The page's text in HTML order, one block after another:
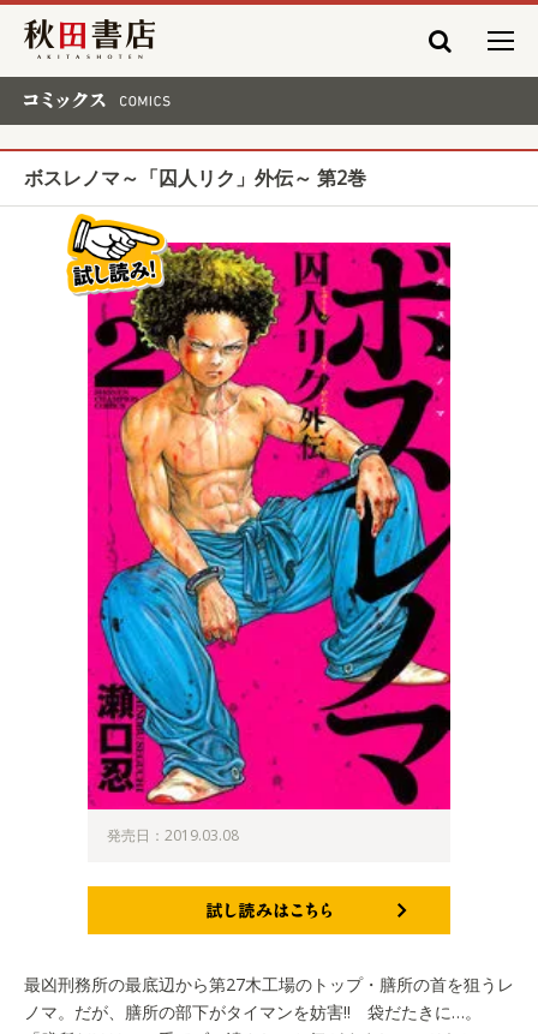
秋田書店
ボスレノマ～「囚人リク」外伝～ 第2巻
発売日：2019.03.08
最凶刑務所の最底辺から第27木工場のトップ・膳所の首を狙うレ
ノマ。だが、膳所の部下がタイマンを妨害!! 袋だたきに…。